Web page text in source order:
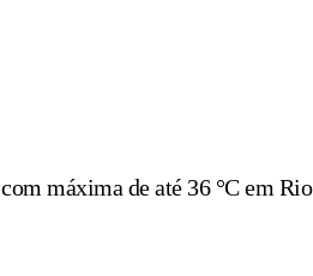
máxima de até 36 °C em Rio